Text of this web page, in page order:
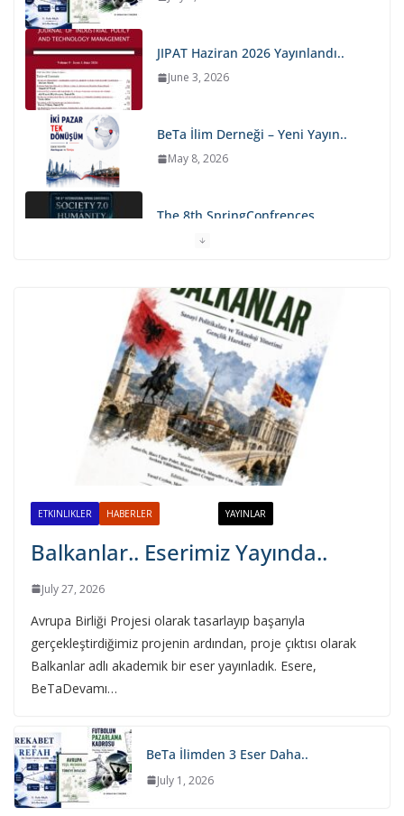
JIPAT Haziran 2026 Yayınlandı..
June 3, 2026
BeTa İlim Derneği – Yeni Yayın..
May 8, 2026
The 8th SpringConfrences…
May 4, 2026
JISTECH Nisan 2026 Sayısı
Yayında..
April 21, 2026
Balkanlar.. Eserimiz Yayında..
July 27, 2026
ETKINLIKLER HABERLER YAYINLAR
Balkanlar.. Eserimiz Yayında..
July 27, 2026
Avrupa Birliği Projesi olarak tasarlayıp başarıyla
gerçekleştirdiğimiz projenin ardından, proje çıktısı olarak
Balkanlar adlı akademik bir eser yayınladık. Esere,
BeTaDevamı…
BeTa İlimden 3 Eser Daha..
July 1, 2026